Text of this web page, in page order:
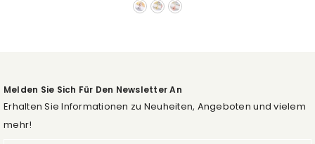
Melden Sie Sich Für Den Newsletter An
Erhalten Sie Informationen zu Neuheiten, Angeboten und vielem
mehr!